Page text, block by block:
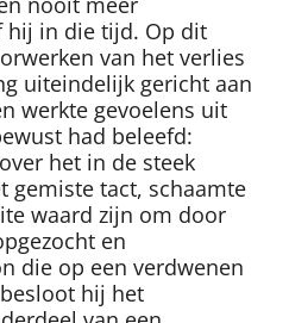
hij in die tijd. Op dit
van het verlies
uiteindelijk gericht aan
werkte gevoelens uit
had beleefd:
het in de steek
gemiste tact, schaamte
waard zijn om door
en
die op een verdwenen
hij het